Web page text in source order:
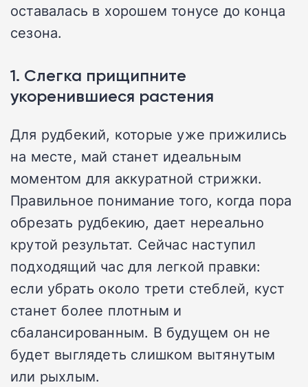
оставалась в хорошем тонусе до конца
сезона.
1. Слегка прищипните
укоренившиеся растения
Для рудбекий, которые уже прижились
на месте, май станет идеальным
моментом для аккуратной стрижки.
Правильное понимание того, когда пора
обрезать рудбекию, дает нереально
крутой результат. Сейчас наступил
подходящий час для легкой правки:
если убрать около трети стеблей, куст
станет более плотным и
сбалансированным. В будущем он не
будет выглядеть слишком вытянутым
или рыхлым.